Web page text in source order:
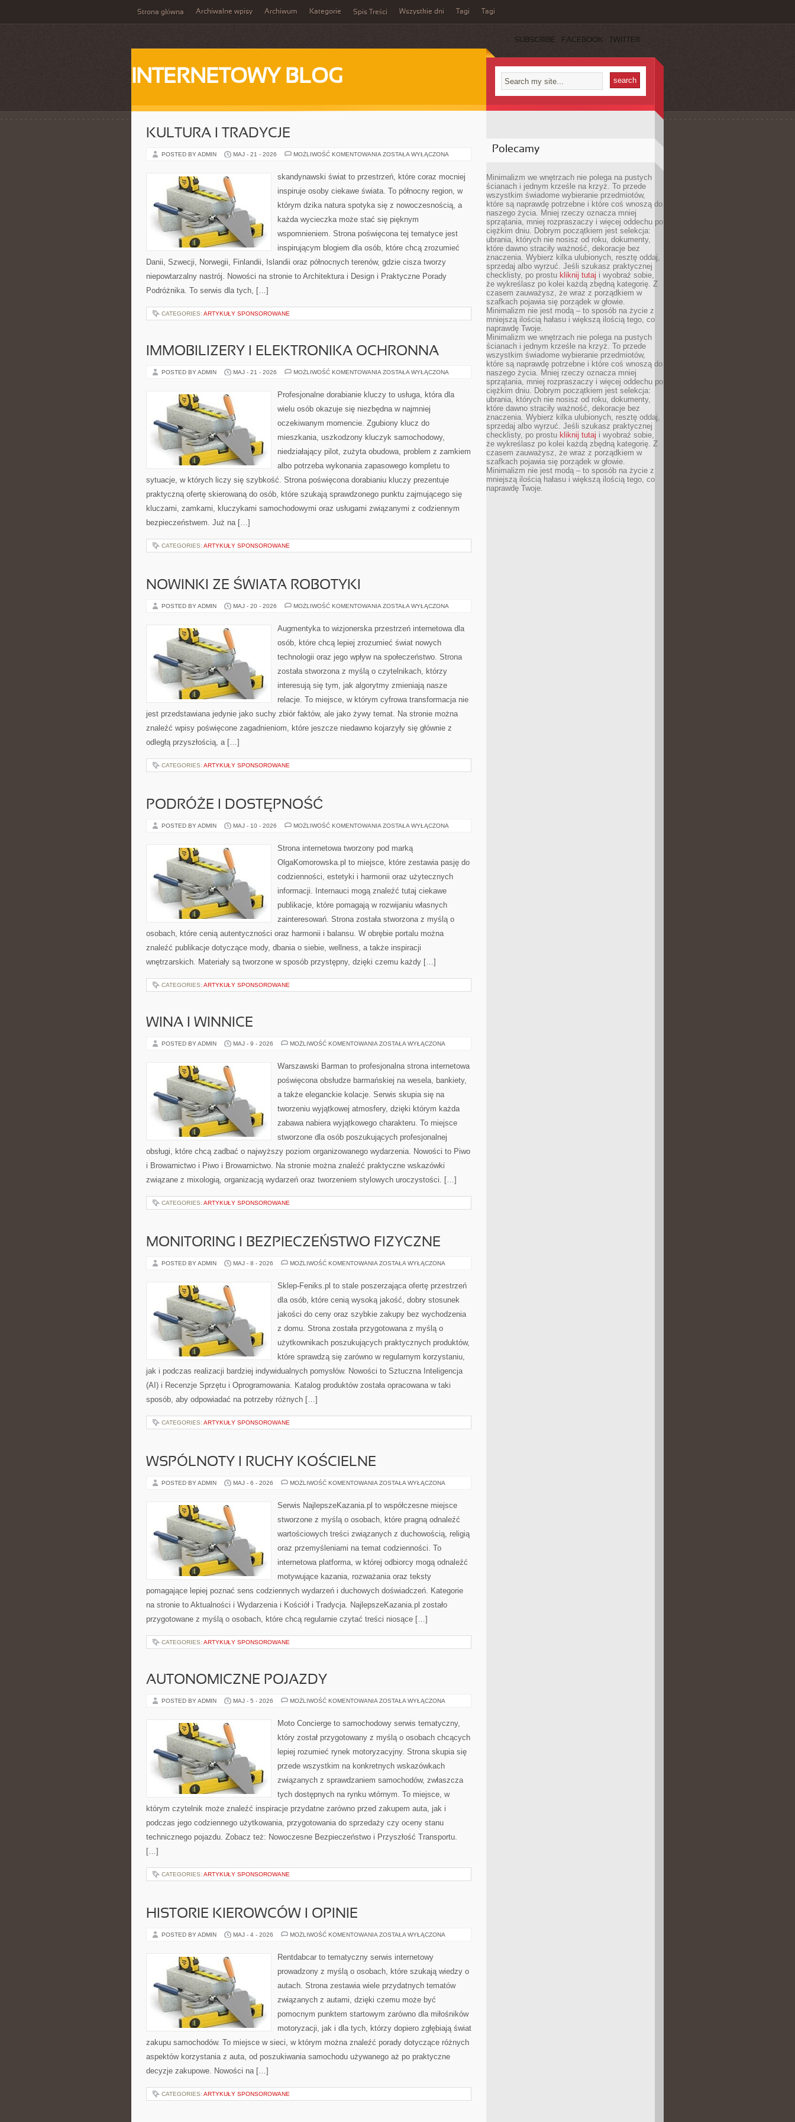
Strona główna Archiwalne wpisy Archiwum Kategorie Spis Treści Wszystkie dni Tagi Tagi
SUBSCRIBE FACEBOOK TWITTER
INTERNETOWY BLOG
KULTURA I TRADYCJE
POSTED BY ADMIN MAJ - 21 - 2026 MOŻLIWOŚĆ KOMENTOWANIA KULTURA
ZOSTAŁA WYŁĄCZONA
skandynawski świat to przestrzeń, które coraz mocniej
inspiruje osoby ciekawe świata. To północny region, w
którym dzika natura spotyka się z nowoczesnością, a
każda wycieczka może stać się pięknym
wspomnieniem. Strona poświęcona tej tematyce jest
inspirującym blogiem dla osób, które chcą zrozumieć
Danii, Szwecji, Norwegii, Finlandii, Islandii oraz północnych terenów, gdzie cisza tworzy
niepowtarzalny nastrój. Nowości na stronie to Architektura i Design i Praktyczne Porady
Podróżnika. To serwis dla tych, […]
CATEGORIES: ARTYKUŁY SPONSOROWANE
IMMOBILIZERY I ELEKTRONIKA OCHRONNA
POSTED BY ADMIN MAJ - 21 - 2026 MOŻLIWOŚĆ KOMENTOWANIA IMMOBILIZERY
OCHRONNA
ZOSTAŁA WYŁĄCZONA
Profesjonalne dorabianie kluczy to usługa, która dla
wielu osób okazuje się niezbędna w najmniej
oczekiwanym momencie. Zgubiony klucz do
mieszkania, uszkodzony kluczyk samochodowy,
niedziałający pilot, zużyta obudowa, problem z zamkiem
albo potrzeba wykonania zapasowego kompletu to
sytuacje, w których liczy się szybkość. Strona poświęcona dorabianiu kluczy prezentuje
praktyczną ofertę skierowaną do osób, które szukają sprawdzonego punktu zajmującego się
kluczami, zamkami, kluczykami samochodowymi oraz usługami związanymi z codziennym
bezpieczeństwem. Już na […]
CATEGORIES: ARTYKUŁY SPONSOROWANE
NOWINKI ZE ŚWIATA ROBOTYKI
POSTED BY ADMIN MAJ - 20 - 2026 MOŻLIWOŚĆ KOMENTOWANIA NOWINKI
ROBOTYKI
ZOSTAŁA WYŁĄCZONA
Augmentyka to wizjonerska przestrzeń internetowa dla
osób, które chcą lepiej zrozumieć świat nowych
technologii oraz jego wpływ na społeczeństwo. Strona
została stworzona z myślą o czytelnikach, którzy
interesują się tym, jak algorytmy zmieniają nasze
relacje. To miejsce, w którym cyfrowa transformacja nie
jest przedstawiana jedynie jako suchy zbiór faktów, ale jako żywy temat. Na stronie można
znaleźć wpisy poświęcone zagadnieniom, które jeszcze niedawno kojarzyły się głównie z
odległą przyszłością, a […]
CATEGORIES: ARTYKUŁY SPONSOROWANE
PODRÓŻE I DOSTĘPNOŚĆ
POSTED BY ADMIN MAJ - 10 - 2026 MOŻLIWOŚĆ KOMENTOWANIA PODRÓŻE
ZOSTAŁA WYŁĄCZONA
Strona internetowa tworzony pod marką
OlgaKomorowska.pl to miejsce, które zestawia pasję do
codzienności, estetyki i harmonii oraz użytecznych
informacji. Internauci mogą znaleźć tutaj ciekawe
publikacje, które pomagają w rozwijaniu własnych
zainteresowań. Strona została stworzona z myślą o
osobach, które cenią autentyczności oraz harmonii i balansu. W obrębie portalu można
znaleźć publikacje dotyczące mody, dbania o siebie, wellness, a także inspiracji
wnętrzarskich. Materiały są tworzone w sposób przystępny, dzięki czemu każdy […]
CATEGORIES: ARTYKUŁY SPONSOROWANE
WINA I WINNICE
POSTED BY ADMIN MAJ - 9 - 2026 MOŻLIWOŚĆ KOMENTOWANIA WINA
ZOSTAŁA WYŁĄCZONA
Warszawski Barman to profesjonalna strona internetowa
poświęcona obsłudze barmańskiej na wesela, bankiety,
a także eleganckie kolacje. Serwis skupia się na
tworzeniu wyjątkowej atmosfery, dzięki którym każda
zabawa nabiera wyjątkowego charakteru. To miejsce
stworzone dla osób poszukujących profesjonalnej
obsługi, które chcą zadbać o najwyższy poziom organizowanego wydarzenia. Nowości to Piwo
i Browarnictwo i Piwo i Browarnictwo. Na stronie można znaleźć praktyczne wskazówki
związane z mixologią, organizacją wydarzeń oraz tworzeniem stylowych uroczystości. […]
CATEGORIES: ARTYKUŁY SPONSOROWANE
MONITORING I BEZPIECZEŃSTWO FIZYCZNE
POSTED BY ADMIN MAJ - 8 - 2026 MOŻLIWOŚĆ KOMENTOWANIA MONITORING
FIZYCZNE
ZOSTAŁA WYŁĄCZONA
Sklep-Feniks.pl to stale poszerzająca ofertę przestrzeń
dla osób, które cenią wysoką jakość, dobry stosunek
jakości do ceny oraz szybkie zakupy bez wychodzenia
z domu. Strona została przygotowana z myślą o
użytkownikach poszukujących praktycznych produktów,
które sprawdzą się zarówno w regularnym korzystaniu,
jak i podczas realizacji bardziej indywidualnych pomysłów. Nowości to Sztuczna Inteligencja
(AI) i Recenzje Sprzętu i Oprogramowania. Katalog produktów została opracowana w taki
sposób, aby odpowiadać na potrzeby różnych […]
CATEGORIES: ARTYKUŁY SPONSOROWANE
WSPÓLNOTY I RUCHY KOŚCIELNE
POSTED BY ADMIN MAJ - 6 - 2026 MOŻLIWOŚĆ KOMENTOWANIA WSPÓLNOTY
KOŚCIELNE
ZOSTAŁA WYŁĄCZONA
Serwis NajlepszeKazania.pl to współczesne miejsce
stworzone z myślą o osobach, które pragną odnaleźć
wartościowych treści związanych z duchowością, religią
oraz przemyśleniami na temat codzienności. To
internetowa platforma, w której odbiorcy mogą odnaleźć
motywujące kazania, rozważania oraz teksty
pomagające lepiej poznać sens codziennych wydarzeń i duchowych doświadczeń. Kategorie
na stronie to Aktualności i Wydarzenia i Kościół i Tradycja. NajlepszeKazania.pl zostało
przygotowane z myślą o osobach, które chcą regularnie czytać treści niosące […]
CATEGORIES: ARTYKUŁY SPONSOROWANE
AUTONOMICZNE POJAZDY
POSTED BY ADMIN MAJ - 5 - 2026 MOŻLIWOŚĆ KOMENTOWANIA AUTONOMICZNE
ZOSTAŁA WYŁĄCZONA
Moto Concierge to samochodowy serwis tematyczny,
który został przygotowany z myślą o osobach chcących
lepiej rozumieć rynek motoryzacyjny. Strona skupia się
przede wszystkim na konkretnych wskazówkach
związanych z sprawdzaniem samochodów, zwłaszcza
tych dostępnych na rynku wtórnym. To miejsce, w
którym czytelnik może znaleźć inspiracje przydatne zarówno przed zakupem auta, jak i
podczas jego codziennego użytkowania, przygotowania do sprzedaży czy oceny stanu
technicznego pojazdu. Zobacz też: Nowoczesne Bezpieczeństwo i Przyszłość Transportu.
[…]
CATEGORIES: ARTYKUŁY SPONSOROWANE
HISTORIE KIEROWCÓW I OPINIE
POSTED BY ADMIN MAJ - 4 - 2026 MOŻLIWOŚĆ KOMENTOWANIA HISTORIE
OPINIE
ZOSTAŁA WYŁĄCZONA
Rentdabcar to tematyczny serwis internetowy
prowadzony z myślą o osobach, które szukają wiedzy o
autach. Strona zestawia wiele przydatnych tematów
związanych z autami, dzięki czemu może być
pomocnym punktem startowym zarówno dla miłośników
motoryzacji, jak i dla tych, którzy dopiero zgłębiają świat
zakupu samochodów. To miejsce w sieci, w którym można znaleźć porady dotyczące różnych
aspektów korzystania z auta, od poszukiwania samochodu używanego aż po praktyczne
decyzje zakupowe. Nowości na […]
CATEGORIES: ARTYKUŁY SPONSOROWANE
Polecamy
Minimalizm we wnętrzach nie polega na pustych
ścianach i jednym krześle na krzyż. To przede
wszystkim świadome wybieranie przedmiotów,
które są naprawdę potrzebne i które coś wnoszą do
naszego życia. Mniej rzeczy oznacza mniej
sprzątania, mniej rozpraszaczy i więcej oddechu po
ciężkim dniu. Dobrym początkiem jest selekcja:
ubrania, których nie nosisz od roku, dokumenty,
które dawno straciły ważność, dekoracje bez
znaczenia. Wybierz kilka ulubionych, resztę oddaj,
sprzedaj albo wyrzuć. Jeśli szukasz praktycznej
checklisty, po prostu kliknij tutaj i wyobraź sobie,
że wykreślasz po kolei każdą zbędną kategorię. Z
czasem zauważysz, że wraz z porządkiem w
szafkach pojawia się porządek w głowie.
Minimalizm nie jest modą – to sposób na życie z
mniejszą ilością hałasu i większą ilością tego, co
naprawdę Twoje.
Minimalizm we wnętrzach nie polega na pustych
ścianach i jednym krześle na krzyż. To przede
wszystkim świadome wybieranie przedmiotów,
które są naprawdę potrzebne i które coś wnoszą do
naszego życia. Mniej rzeczy oznacza mniej
sprzątania, mniej rozpraszaczy i więcej oddechu po
ciężkim dniu. Dobrym początkiem jest selekcja:
ubrania, których nie nosisz od roku, dokumenty,
które dawno straciły ważność, dekoracje bez
znaczenia. Wybierz kilka ulubionych, resztę oddaj,
sprzedaj albo wyrzuć. Jeśli szukasz praktycznej
checklisty, po prostu kliknij tutaj i wyobraź sobie,
że wykreślasz po kolei każdą zbędną kategorię. Z
czasem zauważysz, że wraz z porządkiem w
szafkach pojawia się porządek w głowie.
Minimalizm nie jest modą – to sposób na życie z
mniejszą ilością hałasu i większą ilością tego, co
naprawdę Twoje.